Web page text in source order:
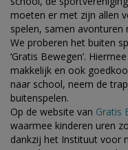
moeten er met zijn allen
spelen, samen avonturen
We proberen het buiten
‘Gratis Bewegen’.
makkelijk en ook
naar school, neem de
buitenspelen.
Op de website van Gratis
waarmee kinderen uren
dankzij het Instituut voor